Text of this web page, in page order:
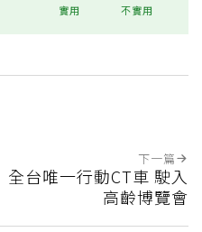
實用 不實用
下一篇
全台唯一行動CT車 駛入
高齡博覽會